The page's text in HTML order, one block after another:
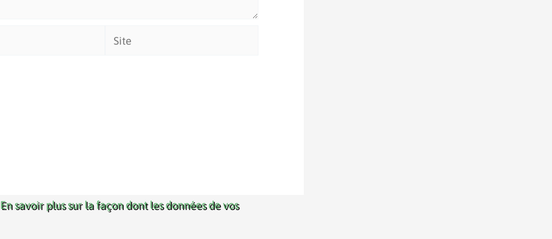
Site
En savoir plus sur la façon dont les données de vos